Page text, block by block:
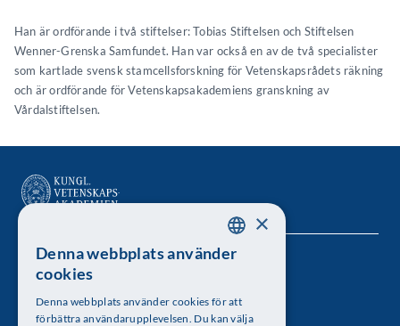
Han är ordförande i två stiftelser: Tobias Stiftelsen och Stiftelsen
Wenner-Grenska Samfundet. Han var också en av de två specialister
som kartlade svensk stamcellsforskning för Vetenskapsrådets räkning
och är ordförande för Vetenskapsakademiens granskning av
Vårdalstiftelsen.
Kungl. Vetenskapsakademien
Besöksadress: Lilla Frescativägen 4A
SWEDISH
×
Denna webbplats använder
cookies
Denna webbplats använder cookies för att
förbättra användarupplevelsen. Du kan välja